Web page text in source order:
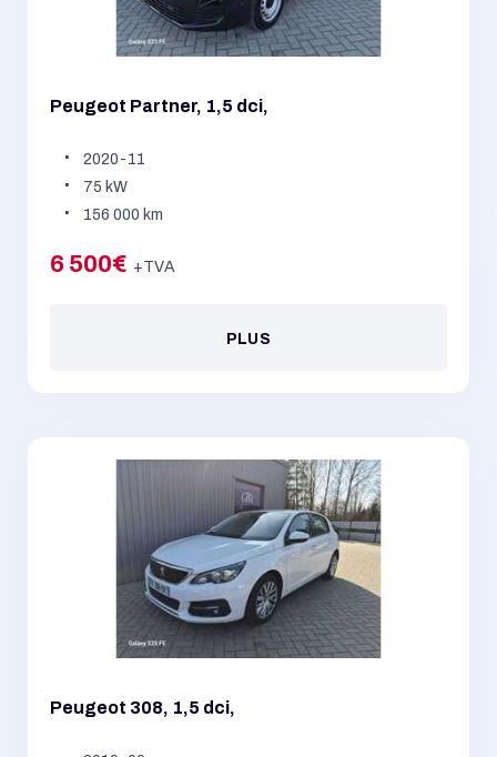
Peugeot Partner, 1,5 dci,
2020-11
75 kW
156 000 km
6 500€ +TVA
PLUS
Peugeot 308, 1,5 dci,